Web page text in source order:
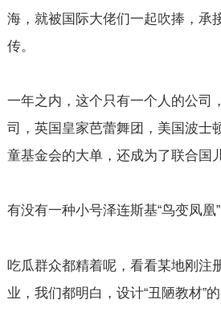
海，就被国际大佬们一起吹捧，承
传。
一年之内，这个只有一个人的公司
司，英国皇家芭蕾舞团，美国波士
童基金会的大单，还成为了联合国
有没有一种小号泽连斯基“鸟变凤凰”
吃瓜群众都精着呢，看看某地刚注
业，我们都明白，设计“丑陋教材”